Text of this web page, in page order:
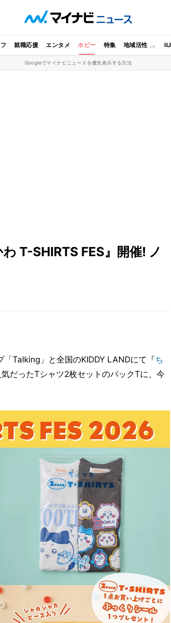
就職応援 エンタメ ホビー 特集 地域活性 IIJ
Googleでマイナビニュースを優先表示する方法
T-SHIRTS FES』開催! ノ
「Talking」と全国のKIDDY LANDにて『ち
だったTシャツ2枚セットのパックTに、今